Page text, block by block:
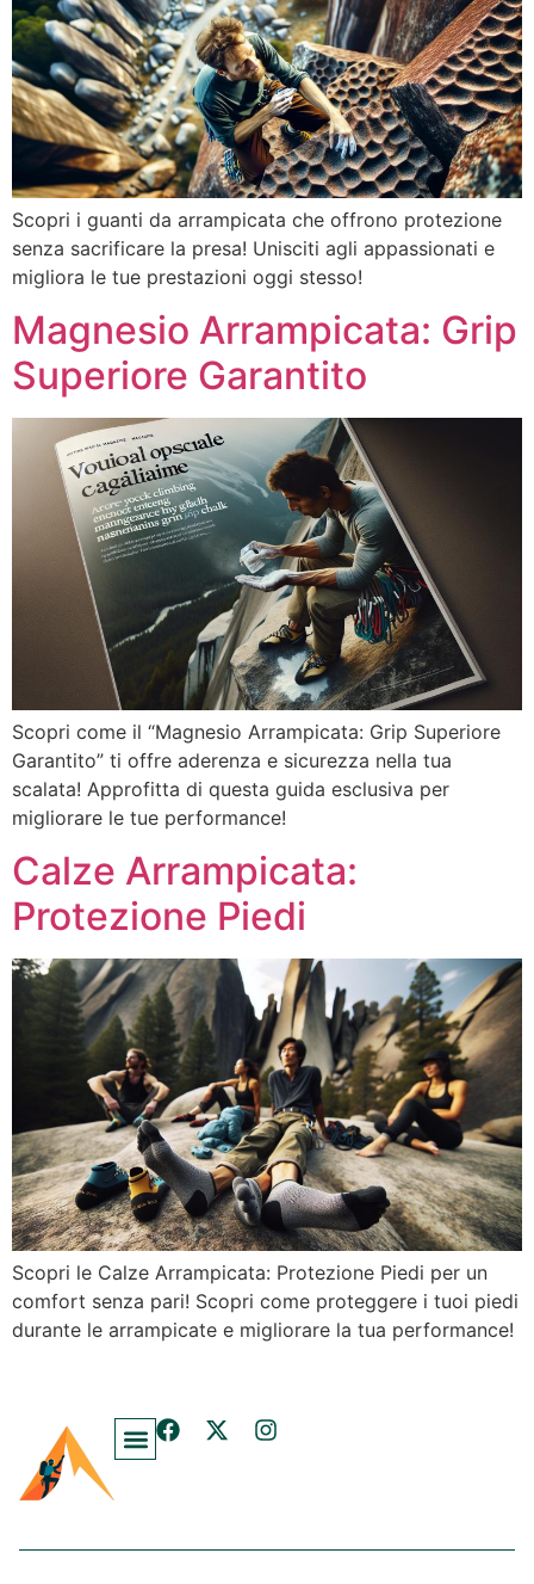
Scopri i guanti da arrampicata che offrono protezione
senza sacrificare la presa! Unisciti agli appassionati e
migliora le tue prestazioni oggi stesso!
Magnesio Arrampicata: Grip
Superiore Garantito
Scopri come il “Magnesio Arrampicata: Grip Superiore
Garantito” ti offre aderenza e sicurezza nella tua
scalata! Approfitta di questa guida esclusiva per
migliorare le tue performance!
Calze Arrampicata:
Protezione Piedi
Scopri le Calze Arrampicata: Protezione Piedi per un
comfort senza pari! Scopri come proteggere i tuoi piedi
durante le arrampicate e migliorare la tua performance!